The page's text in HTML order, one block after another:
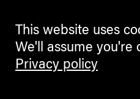
This website uses
We'll assume you're
Privacy policy